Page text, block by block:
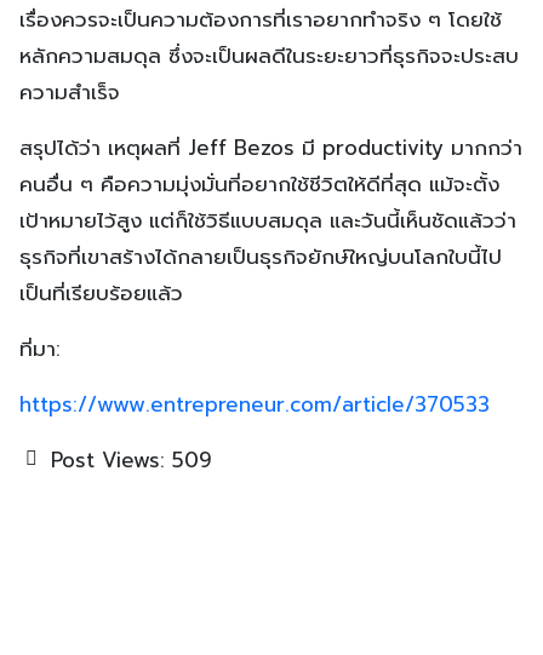
เรื่องควรจะเป็นความต้องการที่เราอยากทำจริง ๆ โดยใช้
หลักความสมดุล ซึ่งจะเป็นผลดีในระยะยาวที่ธุรกิจจะประสบ
ความสำเร็จ
สรุปได้ว่า เหตุผลที่ Jeff Bezos มี productivity มากกว่า
คนอื่น ๆ คือความมุ่งมั่นที่อยากใช้ชีวิตให้ดีที่สุด แม้จะตั้ง
เป้าหมายไว้สูง แต่ก็ใช้วิธีแบบสมดุล และวันนี้เห็นชัดแล้วว่า
ธุรกิจที่เขาสร้างได้กลายเป็นธุรกิจยักษ์ใหญ่บนโลกใบนี้ไป
เป็นที่เรียบร้อยแล้ว
ที่มา:
https://www.entrepreneur.com/article/370533
Post Views: 509